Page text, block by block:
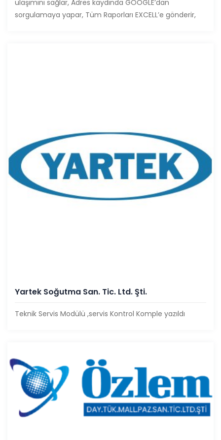
ulaşımını sağlar, Adres kaydında GOOGLE’dan
sorgulamaya yapar, Tüm Raporları EXCELL’e gönderir,
Yartek Soğutma San. Tic. Ltd. Şti.
Teknik Servis Modülü ,servis Kontrol Komple yazıldı